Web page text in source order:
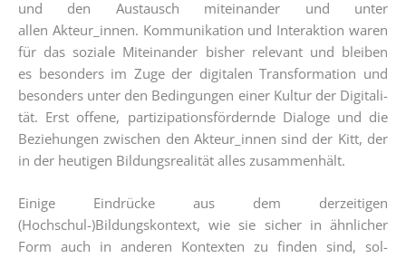
und den Aus­tausch mit­ein­an­der und unter
allen Akteur_innen. Kom­mu­ni­ka­ti­on und Inter­ak­ti­on waren
für das sozia­le Mit­ein­an­der bis­her rele­vant und blei­ben
es beson­ders im Zuge der digi­ta­len Trans­for­ma­ti­on und
beson­ders unter den Bedin­gun­gen einer Kul­tur der Digi­ta­li­
tät. Erst offe­ne, par­ti­zi­pa­ti­ons­för­dern­de Dia­lo­ge und die
Bezie­hun­gen zwi­schen den Akteur_innen sind der Kitt, der
in der heu­ti­gen Bil­dungs­rea­li­tät alles zusammenhält.
Eini­ge Ein­drü­cke aus dem der­zei­ti­gen
(Hochschul-)Bildungskontext, wie sie sicher in ähn­li­cher
Form auch in ande­ren Kon­tex­ten zu fin­den sind, sol­